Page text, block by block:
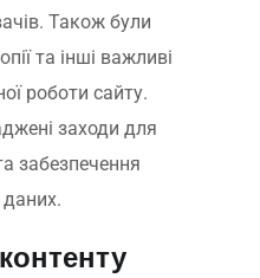
Також були
та інші важливі
роботи сайту.
заходи для
забезпечення
даних.